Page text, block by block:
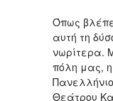
Όπως
αυτή τη
νωρίτερα.
πόλη μας,
Θεάτρου